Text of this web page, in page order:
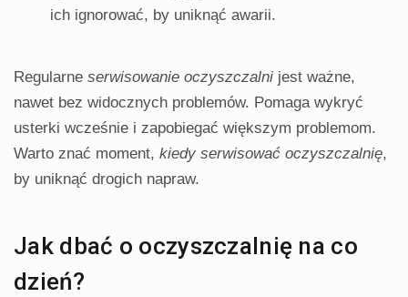
ich ignorować, by uniknąć awarii.
Regularne serwisowanie oczyszczalni jest ważne,
nawet bez widocznych problemów. Pomaga wykryć
usterki wcześnie i zapobiegać większym problemom.
Warto znać moment, kiedy serwisować oczyszczalnię,
by uniknąć drogich napraw.
Jak dbać o oczyszczalnię na co
dzień?